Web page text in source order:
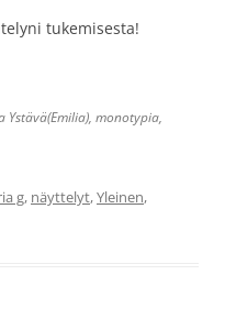
tukemisesta!
monotypia,
g, näyttelyt,Yleinen,